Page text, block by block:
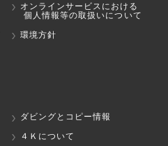
オンラインサービスにおける
個人情報等の取扱いについて
環境方針
ダビングとコピー情報
４Ｋについて